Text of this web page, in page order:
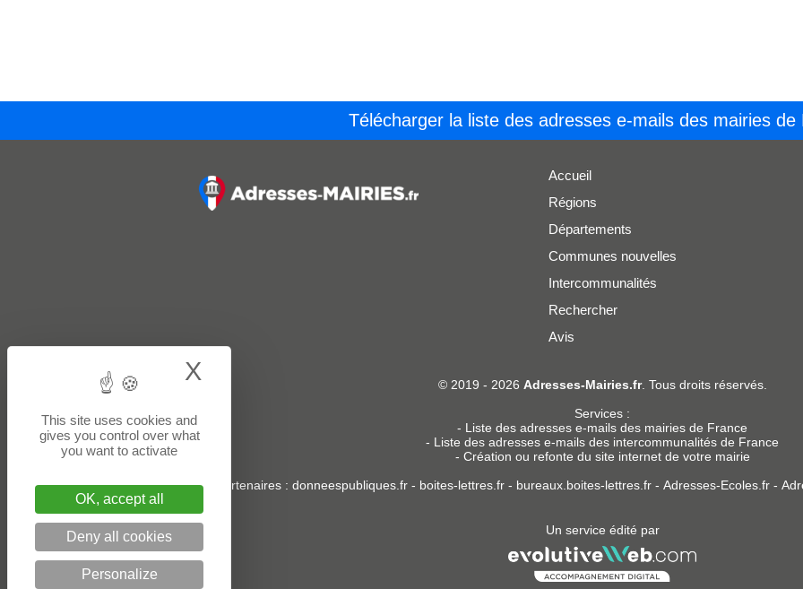
Télécharger la liste des adresses e-mails des mairies de
Accueil
Régions
Départements
Communes nouvelles
Intercommunalités
Rechercher
Avis
© 2019 - 2026 Adresses-Mairies.fr. Tous droits réservés.
Services :
- Liste des adresses e-mails des mairies de France
- Liste des adresses e-mails des intercommunalités de France
- Création ou refonte du site internet de votre mairie
Sites partenaires: donneespubliques.fr- boites-lettres.fr- bureaux.boites-lettres.fr- Adresses-Ecoles.fr-
Un service édité par
This site uses cookies and
gives you control over what
you want to activate
OK, accept all
Deny all cookies
Personalize
X